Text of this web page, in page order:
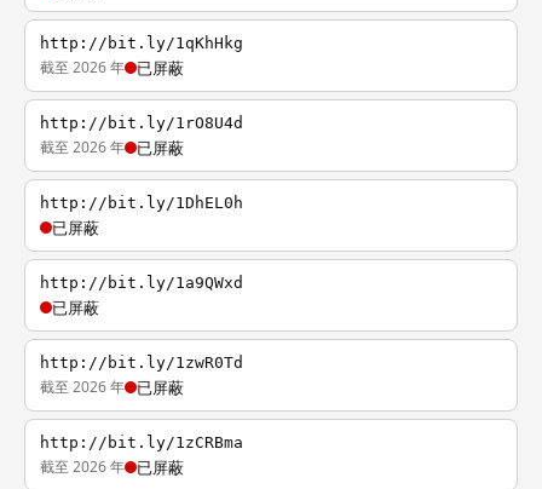
http://bit.ly/1qKhHkg
截至 2026 年 已屏蔽
http://bit.ly/1rO8U4d
截至 2026 年 已屏蔽
http://bit.ly/1DhEL0h
已屏蔽
http://bit.ly/1a9QWxd
已屏蔽
http://bit.ly/1zwR0Td
截至 2026 年 已屏蔽
http://bit.ly/1zCRBma
截至 2026 年 已屏蔽